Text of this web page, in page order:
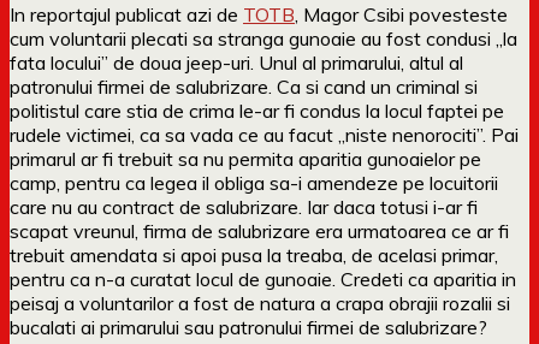
In reportajul publicat azi de TOTB , Magor Csibi povesteste
cum voluntarii plecati sa stranga gunoaie au fost condusi „la
fata locului” de doua jeep-uri. Unul al primarului, altul al
patronului firmei de salubrizare. Ca si cand un criminal si
politistul care stia de crima le-ar fi condus la locul faptei pe
rudele victimei, ca sa vada ce au facut „niste nenorociti”. Pai
primarul ar fi trebuit sa nu permita aparitia gunoaielor pe
camp, pentru ca legea il obliga sa-i amendeze pe locuitorii
care nu au contract de salubrizare. Iar daca totusi i-ar fi
scapat vreunul, firma de salubrizare era urmatoarea ce ar fi
trebuit amendata si apoi pusa la treaba, de acelasi primar,
pentru ca n-a curatat locul de gunoaie. Credeti ca aparitia in
peisaj a voluntarilor a fost de natura a crapa obrajii rozalii si
bucalati ai primarului sau patronului firmei de salubrizare?